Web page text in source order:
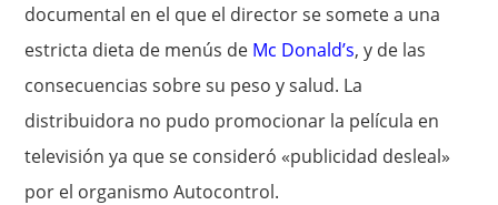
documental en el que el director se somete a una
estricta dieta de menús de Mc Donald’s, y de las
consecuencias sobre su peso y salud. La
distribuidora no pudo promocionar la película en
televisión ya que se consideró «publicidad desleal»
por el organismo Autocontrol.